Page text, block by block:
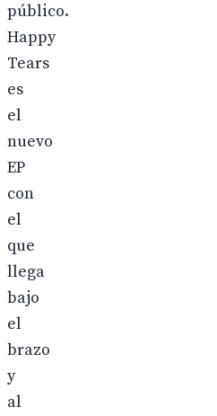
público.
Happy
Tears
es
el
nuevo
EP
con
el
que
llega
bajo
el
brazo
y
al